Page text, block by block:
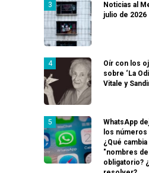
Noticias al
julio de 2026
Oír con los
sobre ‘La
Vitale y
WhatsApp
los
¿Qué
"nombres de
obligatorio?